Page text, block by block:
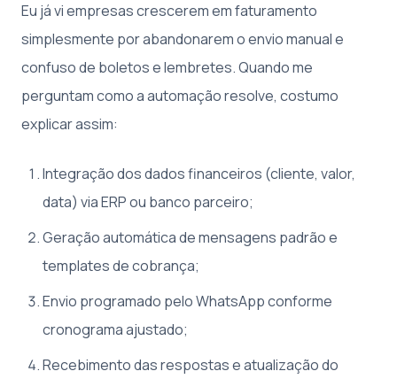
Eu já vi empresas crescerem em faturamento
simplesmente por abandonarem o envio manual e
confuso de boletos e lembretes. Quando me
perguntam como a automação resolve, costumo
explicar assim:
Integração dos dados financeiros (cliente, valor,
data) via ERP ou banco parceiro;
Geração automática de mensagens padrão e
templates de cobrança;
Envio programado pelo WhatsApp conforme
cronograma ajustado;
Recebimento das respostas e atualização do